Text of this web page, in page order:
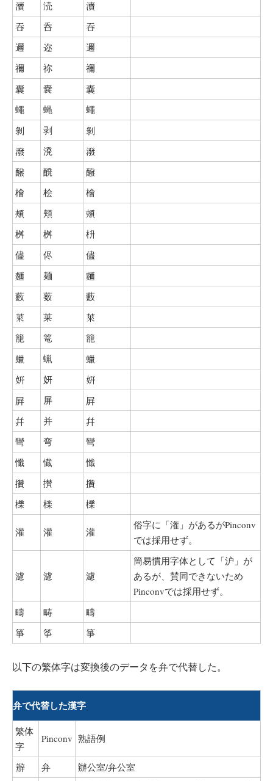
瀆
涜
瀆
吞
呑 吞
邇 迩
邇
禰
祢 禰
囊 嚢 囊
蠅 蝿 蠅
剝 剥
剝
潑
溌
潑
醱
醗 醱
檜 桧 檜
頰 頬 頰
桝 桝
枡
儘
侭 儘
麵 麺 麵
藪 薮 藪
萊 莱 萊
籠 篭 籠
蠟 蝋
蠟
姸
妍
姸
屛
屏
屛
幷
并 幷
彎 弯
彎
懺
懴 懺
攢 攅 攢
櫟 檪 櫟
灌 灌 灌
俗字に「潅」があるがPinconv
では採用せず。
濾 濾 濾
簡易慣用字体として「沪」が
あるが、賛同できないため
Pinconvでは採用せず。
疇
畴 疇
箏 筝 箏
以下の繁体字は変換後のデータを弁で代替した。
弁で代替した漢字
繁体
字
Pinconv 熟語例
辦 弁 辦公室/弁公室